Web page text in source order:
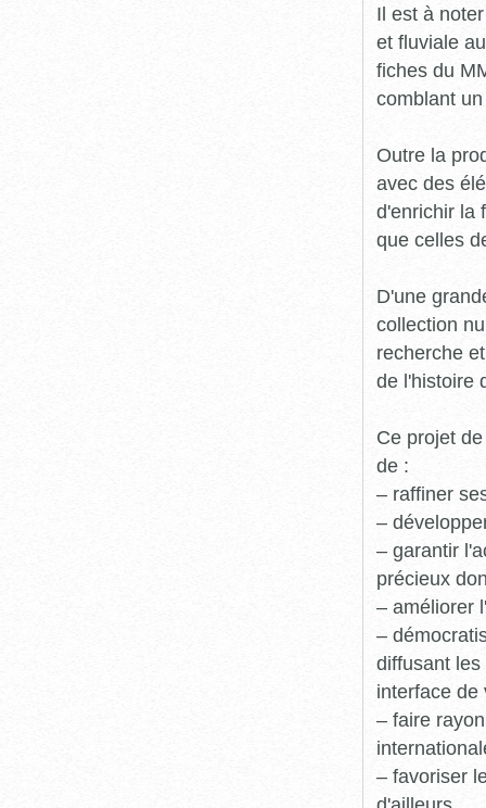
Il est à
et fluviale
fiches du
comblant
Outre la
avec des
d'enrichir la
que celles
D'une
collection
recherche
de l'histoire
Ce projet
de :
– raffiner
–
– garantir
précieux
– améliorer
–
diffusant
interface de
– faire
– favoriser